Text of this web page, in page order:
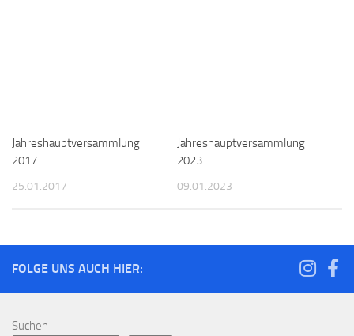
Jahreshauptversammlung
2017
25.01.2017
Jahreshauptversammlung
2023
09.01.2023
FOLGE UNS AUCH HIER:
Suchen